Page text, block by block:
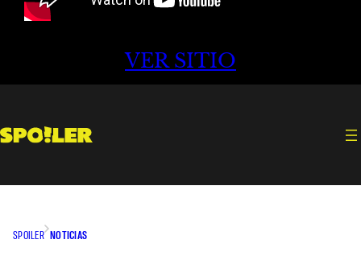
VER SITIO
SPOILER NOTICIAS